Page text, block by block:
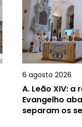
6 agosto 2026
A. Leão XIV: a
Evangelho
separam os